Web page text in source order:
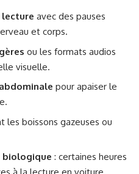
lecture avec des pauses
et corps.
ou les formats audios
visuelle.
pour apaiser le
les boissons gazeuses ou
biologique : certaines heures